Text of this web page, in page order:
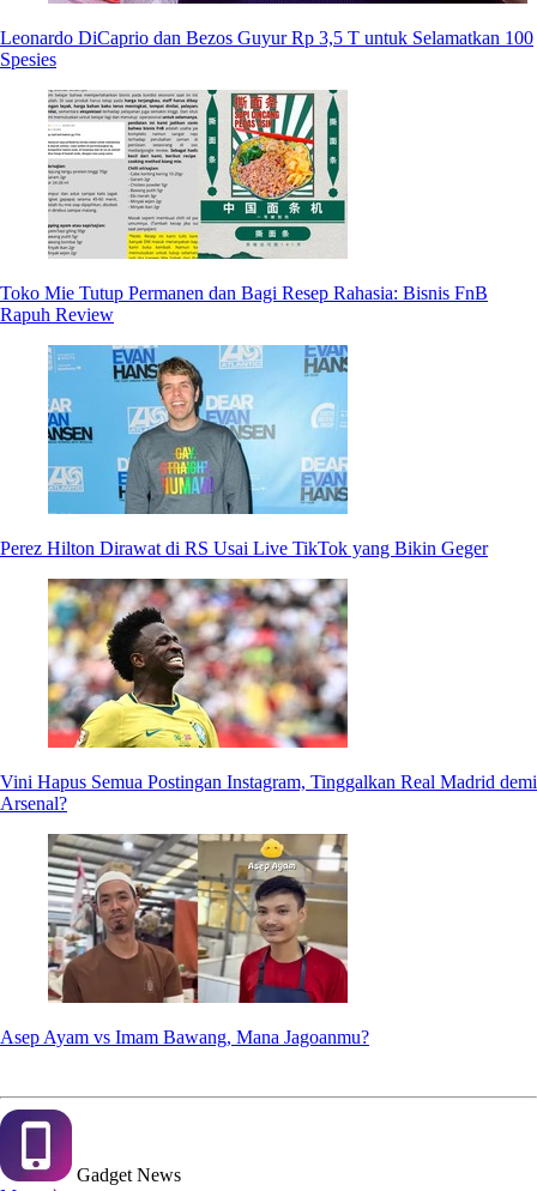
Leonardo DiCaprio dan Bezos Guyur Rp 3,5 T untuk Selamatkan 100
Spesies
Toko Mie Tutup Permanen dan Bagi Resep Rahasia: Bisnis FnB
Rapuh Review
Perez Hilton Dirawat di RS Usai Live TikTok yang Bikin Geger
Vini Hapus Semua Postingan Instagram, Tinggalkan Real Madrid demi
Arsenal?
Asep Ayam vs Imam Bawang, Mana Jagoanmu?
GadgetNews